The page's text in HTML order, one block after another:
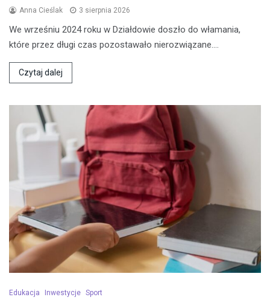
Anna Cieślak 3 sierpnia 2026
We wrześniu 2024 roku w Działdowie doszło do włamania,
które przez długi czas pozostawało nierozwiązane.…
Czytaj dalej
Edukacja Inwestycje Sport